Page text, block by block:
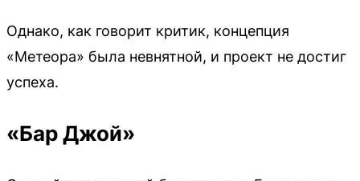
Однако, как говорит критик, концепция
«Метеора» была невнятной, и проект не достиг
успеха.
«Бар Джой»